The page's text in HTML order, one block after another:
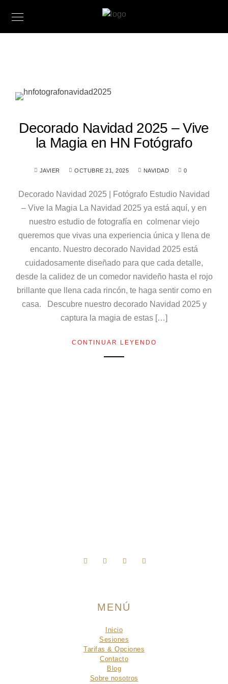
Decorado Navidad 2025 – Vive
la Magia en HN Fotógrafo
JAVIER OCTUBRE 21, 2025 NAVIDAD 0
Decorado Navidad 2025 | Fotógrafo Estudio Navidad
– Vive la Magia La Navidad 2025 ya está aquí, y en
nuestro estudio de fotografía en colmenar viejo
queremos que vivas una experiencia única y llena de
encanto. Nuestro decorado Navidad 2025 está
cuidadosamente diseñado para que cada detalle,
desde la calidez de un comedor navideño hasta el rojo
brillante que llena cada rincón, te haga sentir como en
casa. Descubre nuestro decorado Navidad 2025 y
captura la magia de estas […]
CONTINUAR LEYENDO
MENÚ
Inicio
Sesiones
Tarifas & Opciones
Contacto
Blog
Sobre nosotros